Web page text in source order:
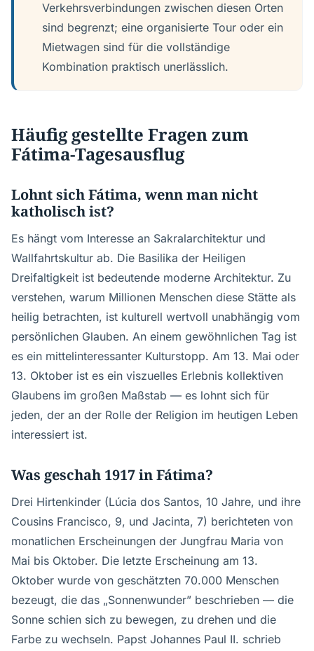
Verkehrsverbindungen zwischen diesen Orten
sind begrenzt; eine organisierte Tour oder ein
Mietwagen sind für die vollständige
Kombination praktisch unerlässlich.
Häufig gestellte Fragen zum
Fátima-Tagesausflug
Lohnt sich Fátima, wenn man nicht
katholisch ist?
Es hängt vom Interesse an Sakralarchitektur und
Wallfahrtskultur ab. Die Basilika der Heiligen
Dreifaltigkeit ist bedeutende moderne Architektur. Zu
verstehen, warum Millionen Menschen diese Stätte als
heilig betrachten, ist kulturell wertvoll unabhängig vom
persönlichen Glauben. An einem gewöhnlichen Tag ist
es ein mittelinteressanter Kulturstopp. Am 13. Mai oder
13. Oktober ist es ein viszuelles Erlebnis kollektiven
Glaubens im großen Maßstab — es lohnt sich für
jeden, der an der Rolle der Religion im heutigen Leben
interessiert ist.
Was geschah 1917 in Fátima?
Drei Hirtenkinder (Lúcia dos Santos, 10 Jahre, und ihre
Cousins Francisco, 9, und Jacinta, 7) berichteten von
monatlichen Erscheinungen der Jungfrau Maria von
Mai bis Oktober. Die letzte Erscheinung am 13.
Oktober wurde von geschätzten 70.000 Menschen
bezeugt, die das „Sonnenwunder” beschrieben — die
Sonne schien sich zu bewegen, zu drehen und die
Farbe zu wechseln. Papst Johannes Paul II. schrieb